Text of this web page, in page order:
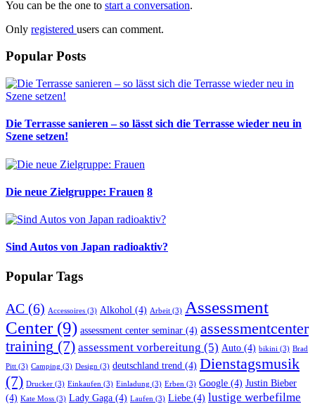
You can be the one to start a conversation.
Only registered users can comment.
Popular Posts
Die Terrasse sanieren – so lässt sich die Terrasse wieder neu in
Szene setzen!
Die neue Zielgruppe: Frauen 8
Sind Autos von Japan radioaktiv?
Popular Tags
AC (6) Accessoires (3) Alkohol (4) Arbeit (3) Assessment
Center(9) assessment center seminar (4) assessmentcenter
training (7) assessment vorbereitung (5) Auto (4) bikini (3) Brad
Pitt (3) Camping (3) Design (3) deutschland trend (4) Dienstagsmusik
(7) Drucker (3) Einkaufen (3) Einladung (3) Erben (3) Google (4) Justin Bieber
(4) Kate Moss (3) Lady Gaga (4) Laufen (3) Liebe (4) lustige werbefilme